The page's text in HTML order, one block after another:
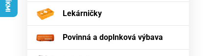
Lekárničky
Povinná a doplnková výbava